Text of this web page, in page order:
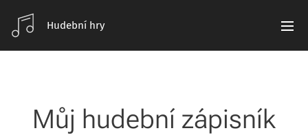
Hudební hry
Můj hudební zápisník